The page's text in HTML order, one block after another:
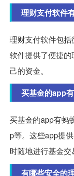
理财支付软件
理财支付软件包
软件提供了便捷
己的资金。
买基金的app
买基金的app有蚂
p等。这些app提
时随地进行基金交
有哪些安全的